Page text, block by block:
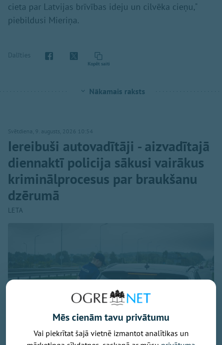
cieta par Latvijas brīvības ideju un cilvēka cieņu,"
piebildusi Mieriņa.
Dalīties
Kopēt saiti
Nākamais raksts
Svētdiena, 9. augusts, 2026 10:54
Iereibuši autovadītāji - aizvadītajā
diennaktī policija sākusi vairākus
kriminālprocesus par braukšanu
dzērumā
LETA
Mēs cienām tavu privātumu
Vai piekrītat šajā vietnē izmantot analītikas un